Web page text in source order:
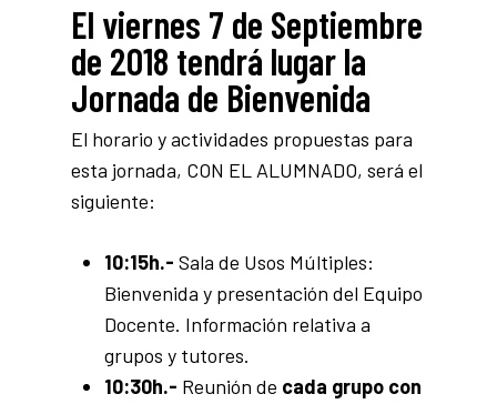
El viernes 7 de Septiembre
de 2018 tendrá lugar la
Jornada de Bienvenida
El horario y actividades propuestas para
esta jornada, CON EL ALUMNADO, será el
siguiente:
10:15h.- Sala de Usos Múltiples:
Bienvenida y presentación del Equipo
Docente. Información relativa a
grupos y tutores.
10:30h.- Reunión de cada grupo con